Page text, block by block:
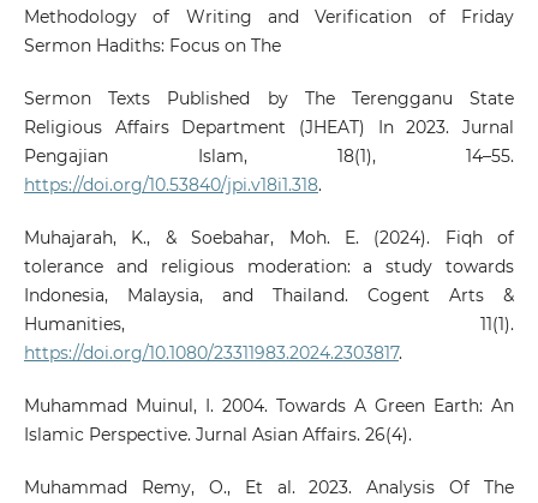
Methodology of Writing and Verification of Friday
Sermon Hadiths: Focus on The
Sermon Texts Published by The Terengganu State
Religious Affairs Department (JHEAT) In 2023. Jurnal
Pengajian Islam, 18(1), 14–55.
https://doi.org/10.53840/jpi.v18i1.318.
Muhajarah, K., & Soebahar, Moh. E. (2024). Fiqh of
tolerance and religious moderation: a study towards
Indonesia, Malaysia, and Thailand. Cogent Arts &
Humanities, 11(1).
https://doi.org/10.1080/23311983.2024.2303817.
Muhammad Muinul, I. 2004. Towards A Green Earth: An
Islamic Perspective. Jurnal Asian Affairs. 26(4).
Muhammad Remy, O., Et al. 2023. Analysis Of The